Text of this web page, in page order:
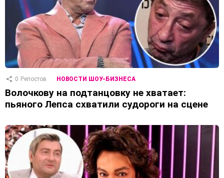
0 Репостов НОВОСТИ ШОУ-БИЗНЕСА
Волочкову на подтанцовку не хватает:
пьяного Лепса схватили судороги на сцене